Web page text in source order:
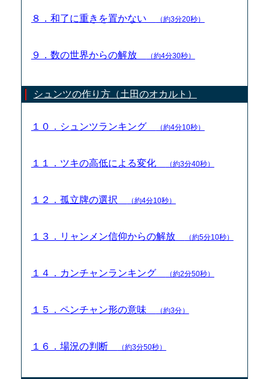
８．和了に重きを置かない （約3分20秒）
９．数の世界からの解放 （約4分30秒）
シュンツの作り方（土田のオカルト）
１０．シュンツランキング （約4分10秒）
１１．ツキの高低による変化 （約3分40秒）
１２．孤立牌の選択 （約4分10秒）
１３．リャンメン信仰からの解放 （約5分10秒）
１４．カンチャンランキング （約2分50秒）
１５．ペンチャン形の意味 （約3分）
１６．場況の判断 （約3分50秒）